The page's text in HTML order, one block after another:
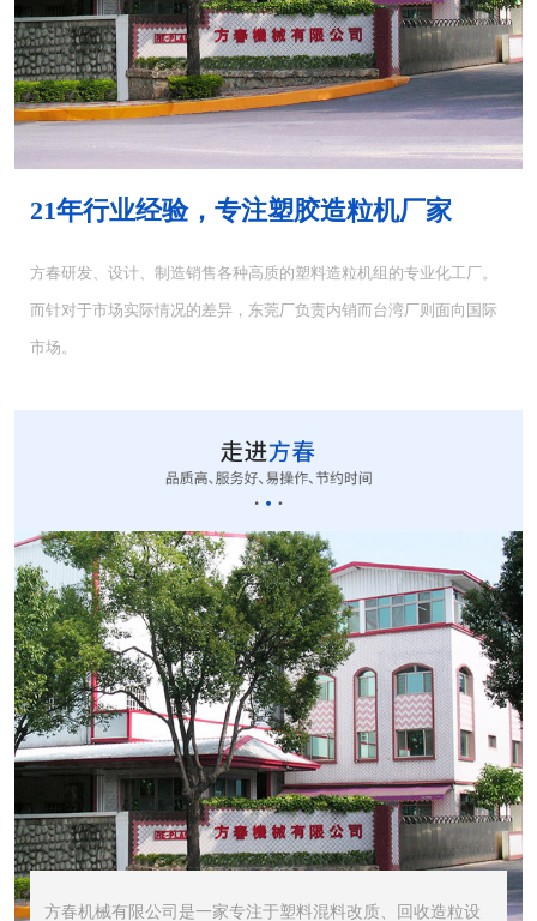
MH-4000塑胶混... MH-6000塑料混...
CUT-5塑料切粒机...
CUT-20立式切粒...
STR1000振动筛... STR600震动筛<...
21年行业经验，专注塑胶造粒机厂家
方春研发、设计、制造销售各种高质的塑料造粒机组的专业化工厂。
而针对于市场实际情况的差异，东莞厂负责内销而台湾厂则面向国际
市场。
方春机械有限公司是一家专注于塑料混料改质、回收造粒设